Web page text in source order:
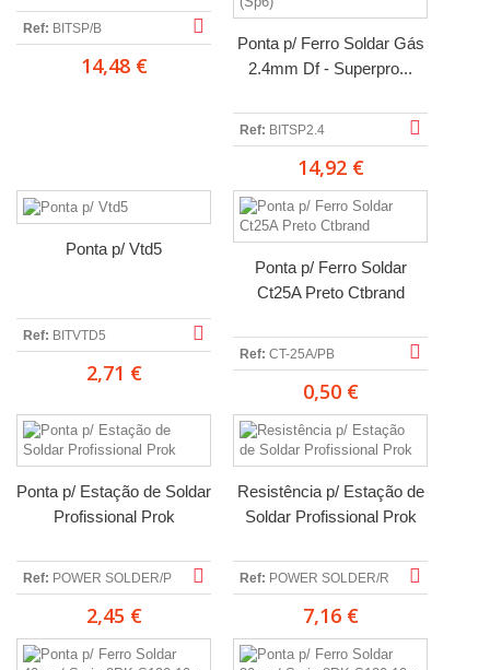
Ref: BITSP/B
14,48 €
Ponta p/ Ferro Soldar Gás
2.4mm Df - Superpro...
Ref: BITSP2.4
14,92 €
Ponta p/ Vtd5
Ref: BITVTD5
2,71 €
Ponta p/ Ferro Soldar
Ct25A Preto Ctbrand
Ref: CT-25A/PB
0,50 €
Ponta p/ Estação de Soldar
Profissional Prok
Ref: POWER SOLDER/P
2,45 €
Resistência p/ Estação de
Soldar Profissional Prok
Ref: POWER SOLDER/R
7,16 €